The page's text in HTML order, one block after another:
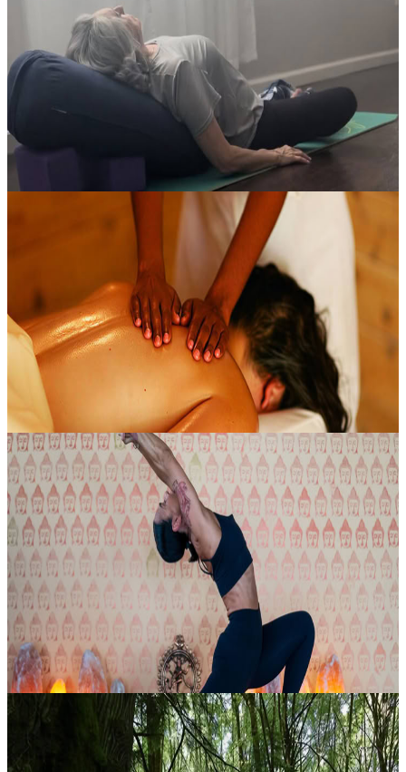
Yoga Riparatore e Guarigione con il Suono
Immergiti in un’esperienza profondamente शांत? No, Italian. Let's
craft.
30,00 USD
7 agosto 2026
Ritiro di Rejuvenation con Massaggio Ayurvedico
Tutte le opzioni includono 2 pasti vegetariani, 2 lezioni di yoga e 2
satsang. Ayurveda pratica: scopri la tua natura unica e ciò che aiuta a
ristabilire l’equilibrio Se desideri più energia, meno str...
240,00 USD
7 agosto 2026
Grass Valley, Stati Uniti
200 ore di formazione insegnanti di Vinyasa Yoga a
Phoenix
Nell’estate 2026, unisciti a Deborah Leader, lead trainer e
proprietaria di Buddha Bella, per un’esperienza immersiva di
formazione insegnanti di vinyasa yoga di 200 ore. Benvenuti a The
33 Pensato pe...
2500,00 USD
7 agosto 2026
Phoenix, Stati Uniti
Mente Luminosa